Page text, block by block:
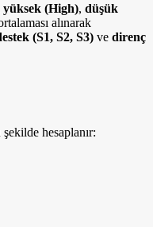
yüksek (High), düşük
alınarak
(S1, S2, S3) ve direnç
hesaplanır: